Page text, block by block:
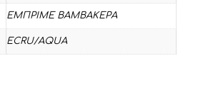
ΕΜΠΡΙΜΕ ΒΑΜΒΑΚΕΡΑ
ECRU/AQUA